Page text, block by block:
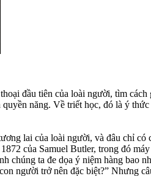
đầu tiên của loài người, tìm
năng. Về triết học, đó là ý thức
lai của loài người, và đâu chỉ có
của Samuel Butler, trong đó
chúng ta đe dọa ý niệm hàng bao
người trở nên đặc biệt?” Nhưng